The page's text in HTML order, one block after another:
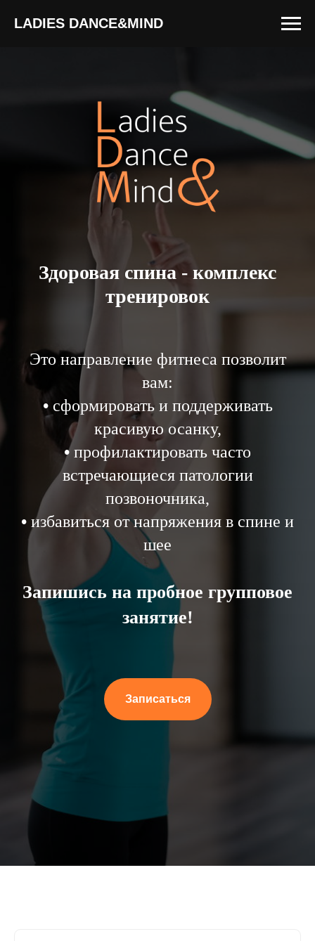
LADIES DANCE&MIND
Здоровая спина - комплекс
тренировок
Это направление фитнеса позволит
вам:
•сформировать и поддерживать
красивую осанку,
•профилактировать часто
встречающиеся патологии
позвоночника,
• избавиться от напряжения в спине и
шее
Запишись на пробное групповое
занятие!
Записаться